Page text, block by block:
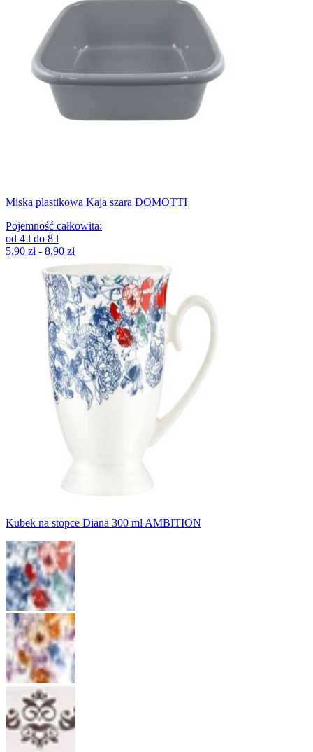
Miska plastikowa Kaja szara DOMOTTI
Pojemność całkowita:
od 4 l do 8 l
5,90 zł - 8,90 zł
Kubek na stopce Diana 300 ml AMBITION